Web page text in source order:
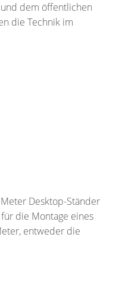
dem öffentlichen
die Technik im
Desktop-Ständer
die Montage eines
entweder die